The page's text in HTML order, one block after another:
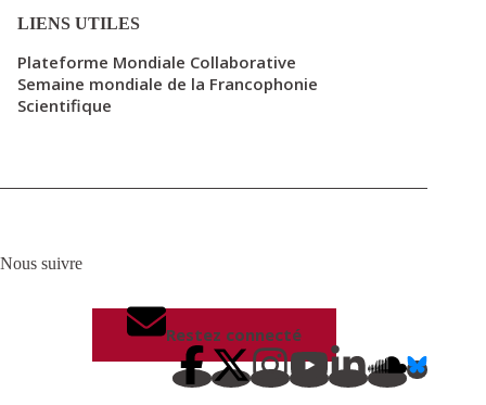
LIENS UTILES
Plateforme Mondiale Collaborative
Semaine mondiale de la Francophonie
Scientifique
Nous suivre
Restez connecté